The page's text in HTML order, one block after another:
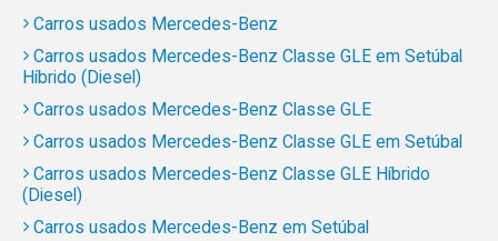
Carros usados Mercedes-Benz
Carros usados Mercedes-Benz Classe GLE em Setúbal
Híbrido (Diesel)
Carros usados Mercedes-Benz Classe GLE
Carros usados Mercedes-Benz Classe GLE em Setúbal
Carros usados Mercedes-Benz Classe GLE Híbrido
(Diesel)
Carros usados Mercedes-Benz em Setúbal